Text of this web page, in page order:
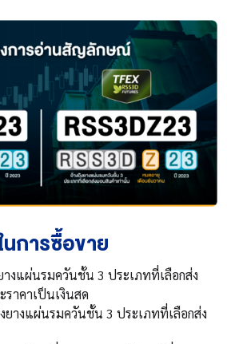
การซื้อขาย
างแผ่นรมควันชั้น 3 ประเภทที่เลือกส่ง
าคาเป็นเงินสด
ยางแผ่นรมควันชั้น 3 ประเภทที่เลือกส่ง